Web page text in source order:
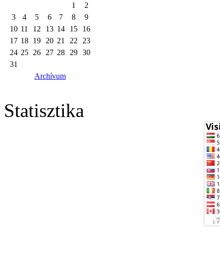
1
2
3
4 5 6 7 8
9
10 11 12 13 14 15
16
17 18 19 20 21 22
23
24 25 26 27 28 29 30
31
Archívum
Statisztika